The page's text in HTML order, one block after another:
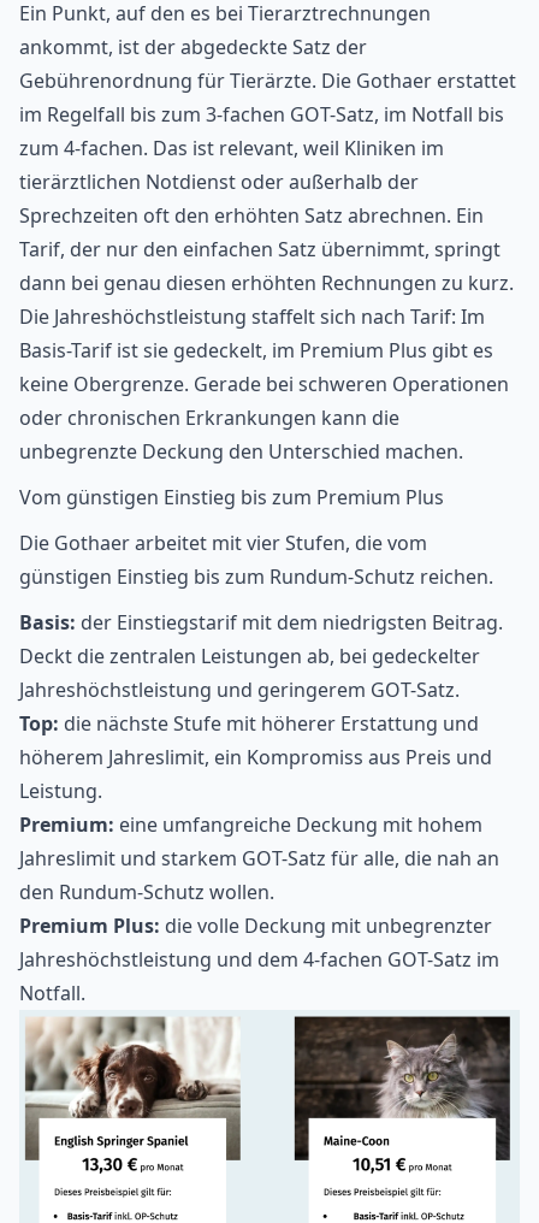
Ein Punkt, auf den es bei Tierarztrechnungen
ankommt, ist der abgedeckte Satz der
Gebührenordnung für Tierärzte. Die Gothaer erstattet
im Regelfall bis zum 3-fachen GOT-Satz, im Notfall bis
zum 4-fachen. Das ist relevant, weil Kliniken im
tierärztlichen Notdienst oder außerhalb der
Sprechzeiten oft den erhöhten Satz abrechnen. Ein
Tarif, der nur den einfachen Satz übernimmt, springt
dann bei genau diesen erhöhten Rechnungen zu kurz.
Die Jahreshöchstleistung staffelt sich nach Tarif: Im
Basis-Tarif ist sie gedeckelt, im Premium Plus gibt es
keine Obergrenze. Gerade bei schweren Operationen
oder chronischen Erkrankungen kann die
unbegrenzte Deckung den Unterschied machen.
Vom günstigen Einstieg bis zum Premium Plus
Die Gothaer arbeitet mit vier Stufen, die vom
günstigen Einstieg bis zum Rundum-Schutz reichen.
Basis: der Einstiegstarif mit dem niedrigsten Beitrag.
Deckt die zentralen Leistungen ab, bei gedeckelter
Jahreshöchstleistung und geringerem GOT-Satz.
Top: die nächste Stufe mit höherer Erstattung und
höherem Jahreslimit, ein Kompromiss aus Preis und
Leistung.
Premium: eine umfangreiche Deckung mit hohem
Jahreslimit und starkem GOT-Satz für alle, die nah an
den Rundum-Schutz wollen.
Premium Plus: die volle Deckung mit unbegrenzter
Jahreshöchstleistung und dem 4-fachen GOT-Satz im
Notfall.